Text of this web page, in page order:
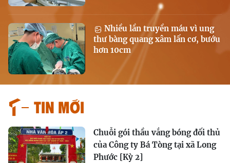
Nhiều lần truyền máu vì ung
thư bàng quang xâm lấn cơ, bướu
hơn 10cm
Tin mới
Chuỗi gói thầu vắng bóng đối thủ
của Công ty Bá Tòng tại xã Long
Phước [Kỳ 2]